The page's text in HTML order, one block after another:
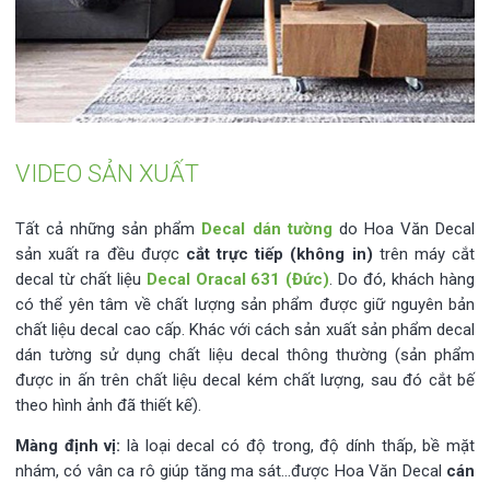
VIDEO SẢN XUẤT
Tất cả những sản phẩm Decal dán tường do Hoa Văn Decal
sản xuất ra đều được cắt trực tiếp (không in) trên máy cắt
decal từ chất liệu Decal Oracal 631 (Đức). Do đó, khách hàng
có thể yên tâm về chất lượng sản phẩm được giữ nguyên bản
chất liệu decal cao cấp. Khác với cách sản xuất sản phẩm decal
dán tường sử dụng chất liệu decal thông thường (sản phẩm
được in ấn trên chất liệu decal kém chất lượng, sau đó cắt bế
theo hình ảnh đã thiết kế).
Màng định vị: là loại decal có độ trong, độ dính thấp, bề mặt
nhám, có vân ca rô giúp tăng ma sát…được Hoa Văn Decal cán